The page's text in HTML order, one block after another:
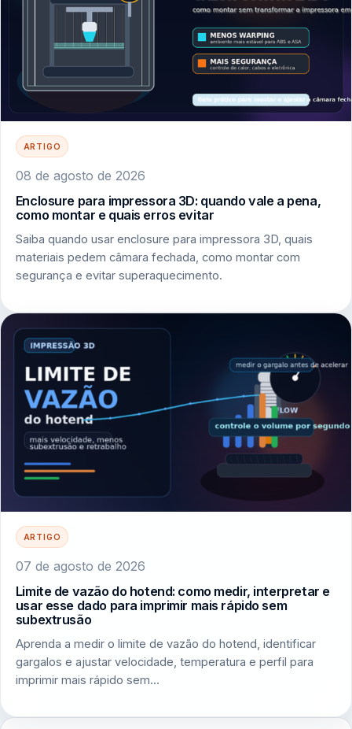
ARTIGO
08 de agosto de 2026
Enclosure para impressora 3D: quando vale a pena,
como montar e quais erros evitar
Saiba quando usar enclosure para impressora 3D, quais
materiais pedem câmara fechada, como montar com
segurança e evitar superaquecimento.
ARTIGO
07 de agosto de 2026
Limite de vazão do hotend: como medir, interpretar e
usar esse dado para imprimir mais rápido sem
subextrusão
Aprenda a medir o limite de vazão do hotend, identificar
gargalos e ajustar velocidade, temperatura e perfil para
imprimir mais rápido sem…